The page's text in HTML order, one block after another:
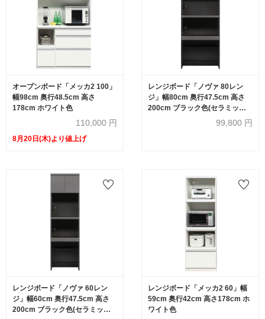
オープンボード「メッカ2 100」
幅98cm 奥行48.5cm 高さ
178cm ホワイト色
110,000 円
8月20日(木)より値上げ
レンジボード「ノヴァ 80レン
ジ」幅80cm 奥行47.5cm 高さ
200cm ブラック色(セラミック
柄) 【オンラインショップ限定
99,800 円
レンジボード「ノヴァ 60レン
ジ」幅60cm 奥行47.5cm 高さ
200cm ブラック色(セラミック
レンジボード「メッカ2 60」幅
59cm 奥行42cm 高さ178cm ホ
ワイト色